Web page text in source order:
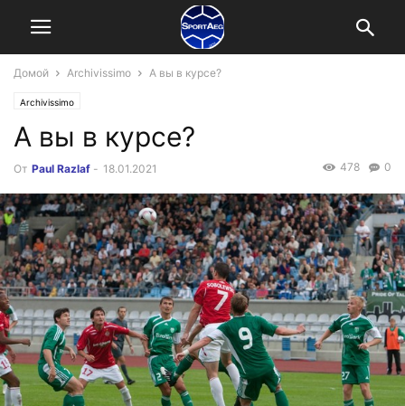
Домой Archivissimo А вы в курсе?
Archivissimo
А вы в курсе?
От Paul Razlaf - 18.01.2021 0
478